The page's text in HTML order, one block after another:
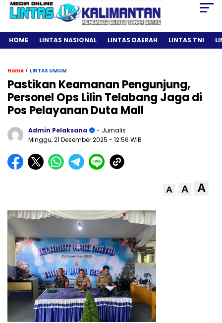
HOME LINTAS NASIONAL LINTAS DAERAH LINTAS TNI
Home / LINTAS UMUM
Pastikan Keamanan Pengunjung,
Personel Ops Lilin Telabang Jaga di
Pos Pelayanan Duta Mall
Admin Pelaksana
- Jurnalis
Minggu, 21 Desember 2025 - 12:56 WIB
A A A